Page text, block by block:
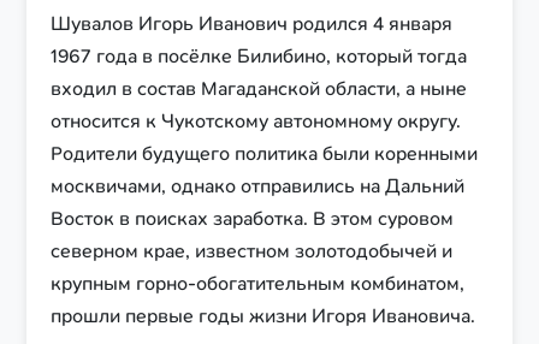
Шувалов Игорь Иванович родился 4 января
1967 года в посёлке Билибино, который тогда
входил в состав Магаданской области, а ныне
относится к Чукотскому автономному округу.
Родители будущего политика были коренными
москвичами, однако отправились на Дальний
Восток в поисках заработка. В этом суровом
северном крае, известном золотодобычей и
крупным горно-обогатительным комбинатом,
прошли первые годы жизни Игоря Ивановича.